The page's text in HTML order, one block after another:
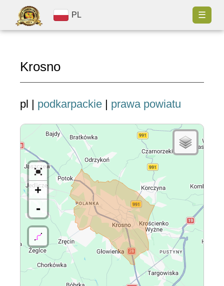
PL ☰
Krosno
pl | podkarpackie | prawa powiatu
+
-